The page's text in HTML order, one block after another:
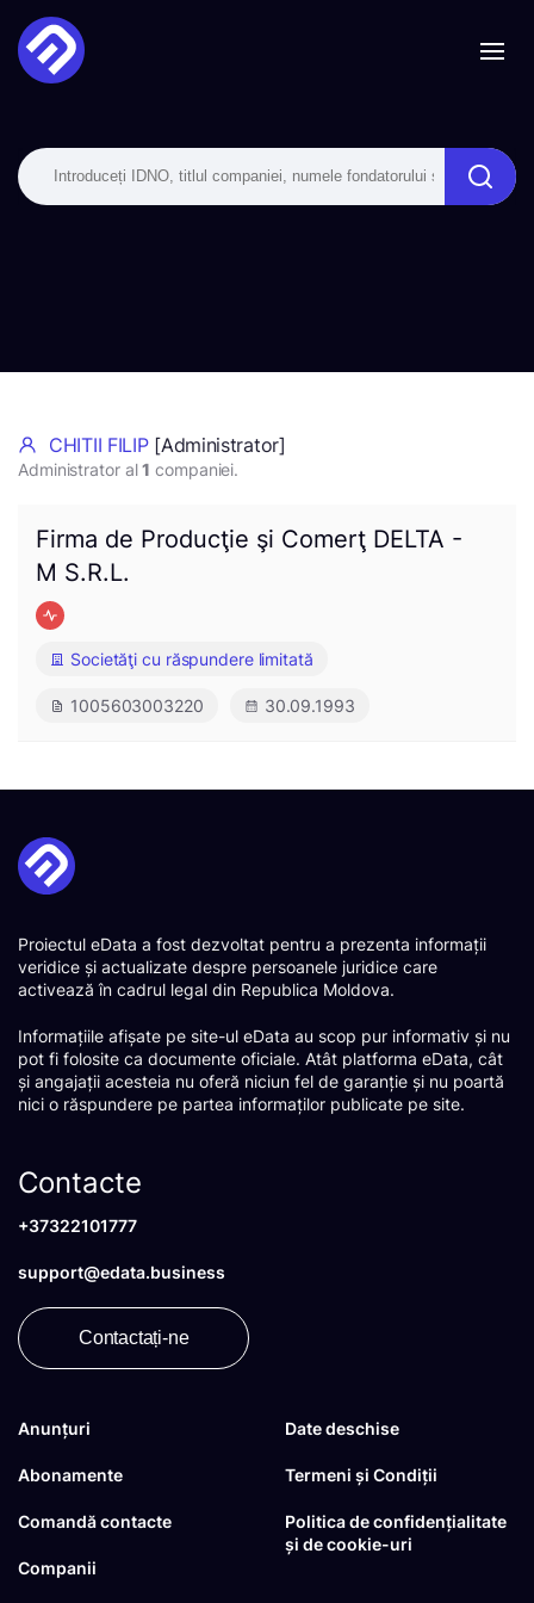
CHITII FILIP [Administrator]
Administrator al1 companiei.
Firma de Producţie şi Comerţ DELTA -
M S.R.L.
Societăţi cu răspundere limitată
1005603003220 30.09.1993
Proiectul eData a fost dezvoltat pentru a prezenta informații
veridice și actualizate despre persoanele juridice care
activează în cadrul legal din Republica Moldova.
Informațiile afișate pe site-ul eData au scop pur informativ și nu
pot fi folosite ca documente oficiale. Atât platforma eData, cât
și angajații acesteia nu oferă niciun fel de garanție și nu poartă
nici o răspundere pe partea informaților publicate pe site.
Anunțuri
Abonamente
Comandă contacte
Companii
Date deschise
Termeni și Condiții
Politica de confidențialitate
și de cookie-uri
Contacte
+37322101777
support@edata.business
Contactați-ne